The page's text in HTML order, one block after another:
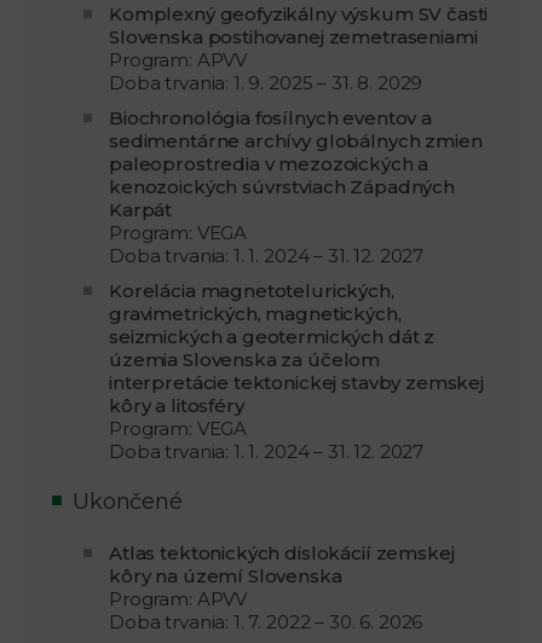
Komplexný geofyzikálny výskum SV časti
Slovenska postihovanej zemetraseniami
Program: APVV
Doba trvania: 1. 9. 2025 – 31. 8. 2029
Biochronológia fosílnych eventov a
sedimentárne archívy globálnych zmien
paleoprostredia v mezozoických a
kenozoických súvrstviach Západných
Karpát
Program: VEGA
Doba trvania: 1. 1. 2024 – 31. 12. 2027
Korelácia magnetotelurických,
gravimetrických, magnetických,
seizmických a geotermických dát z
územia Slovenska za účelom
interpretácie tektonickej stavby zemskej
kôry a litosféry
Program: VEGA
Doba trvania: 1. 1. 2024 – 31. 12. 2027
Ukončené
Atlas tektonických dislokácií zemskej
kôry na území Slovenska
Program: APVV
Doba trvania: 1. 7. 2022 – 30. 6. 2026